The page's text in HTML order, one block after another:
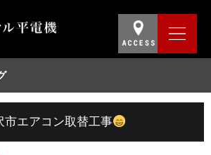
市エアコン取替工事